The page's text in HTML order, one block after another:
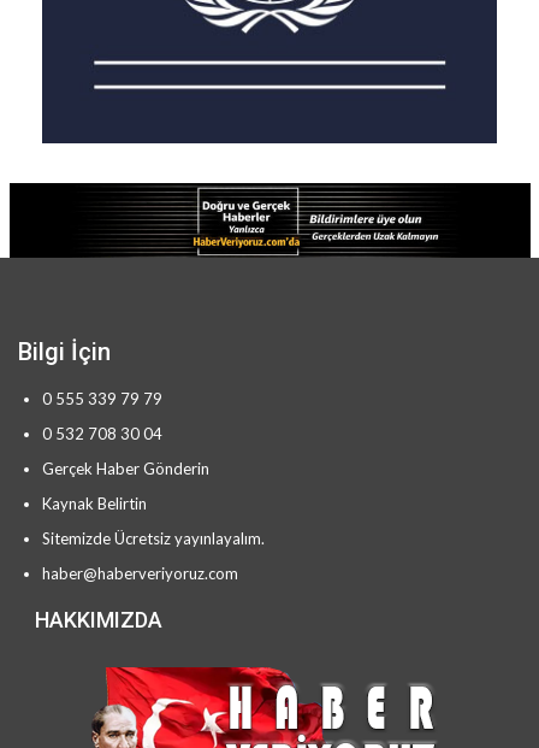
Bilgi İçin
0 555 339 79 79
0 532 708 30 04
Gerçek Haber Gönderin
Kaynak Belirtin
Sitemizde Ücretsiz yayınlayalım.
haber@haberveriyoruz.com
HAKKIMIZDA